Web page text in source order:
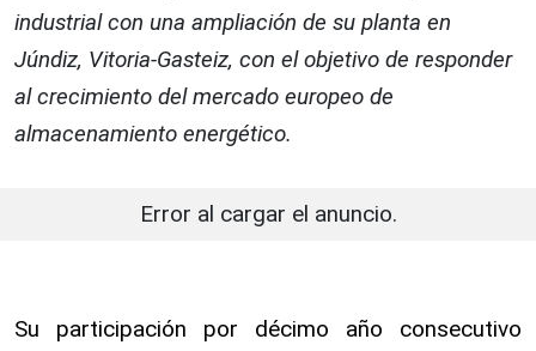
industrial con una ampliación de su planta en
Júndiz, Vitoria-Gasteiz, con el objetivo de responder
al crecimiento del mercado europeo de
almacenamiento energético.
Error al cargar el anuncio.
Su participación por décimo año consecutivo